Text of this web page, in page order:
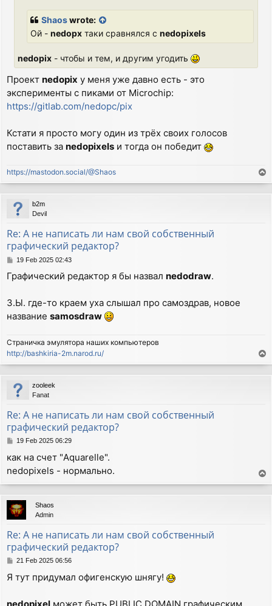
Shaoswrote:
Ой - nedopx таки сравнялся с nedopixels
nedopix - чтобы и тем, и другим угодить
Проект nedopix у меня уже давно есть - это
эксперименты с пиками от Microchip:
https://gitlab.com/nedopc/pix
Кстати я просто могу один из трёх своих голосов
поставить за nedopixels и тогда он победит
https://mastodon.social/@Shaos
o
p
b2m
Devil
Re: А не написать ли нам свой собственный
графический редактор?
P
s
19 Feb 2025 02:43
Графический редактор я бы назвал nedodraw.
З.Ы. где-то краем уха слышал про самоздрав, новое
название samosdraw
Страничка эмулятора наших компьютеров
http://bashkiria-2m.narod.ru/
o
p
zooleek
Fanat
Re: А не написать ли нам свой собственный
графический редактор?
P
s
t
19 Feb 2025 06:29
как на счет "Aquarelle".
nedopixels - нормально.
o
p
Shaos
Admin
Re: А не написать ли нам свой собственный
графический редактор?
P
s
21 Feb 2025 06:56
Я тут придумал офигенскую шнягу!